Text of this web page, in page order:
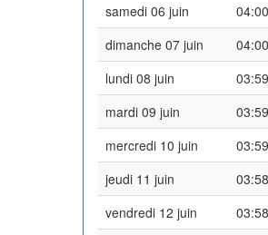
samedi 06 juin
04:00
dimanche 07 juin
04:00
lundi 08 juin
03:59
mardi 09 juin
03:59
mercredi 10 juin
03:59
jeudi 11 juin
03:58
vendredi 12 juin
03:58